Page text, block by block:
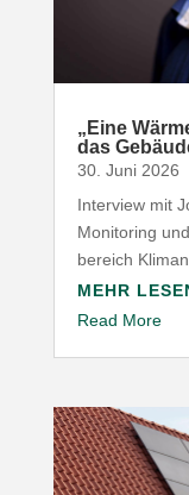
„ Eine
das
30. Juni 2026
Interview mit
Moni­toring
be­reich
MEHR
Read More